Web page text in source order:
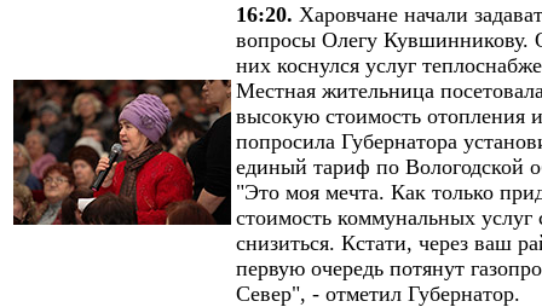
16:20. Харовчане начали
вопросы Олегу Кувшинникову.
них коснулся услуг
Местная жительница
высокую стоимость отопления и
попросила Губернатора
единый тариф по Вологодской
"Это моя мечта. Как только
стоимость коммунальных услуг
снизиться. Кстати, через ваш
первую очередь потянут
Север", - отметил Губернатор.